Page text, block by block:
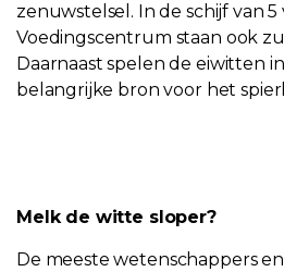
zenuwstelsel. In de schijf van 5
Voedingscentrum staan ook
Daarnaast spelen de eiwitten
belangrijke bron voor het
Melk de witte sloper?
De meeste wetenschappers en